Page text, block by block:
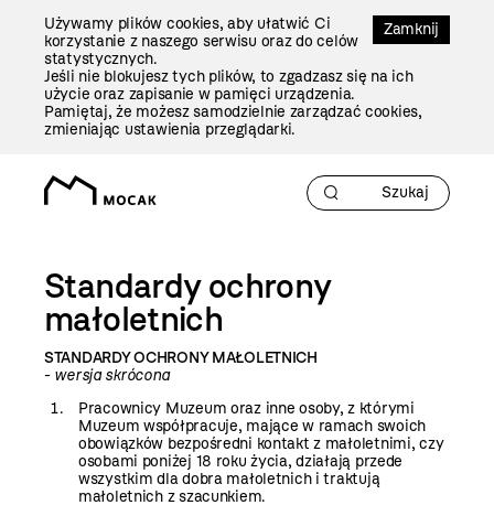
Zamknij
Używamy plików cookies, aby ułatwić Ci
korzystanie z naszego serwisu oraz do celów
statystycznych.
Jeśli nie blokujesz tych plików, to zgadzasz się na ich
użycie oraz zapisanie w pamięci urządzenia.
Pamiętaj, że możesz samodzielnie zarządzać cookies,
zmieniając ustawienia przeglądarki.
Standardy ochrony
małoletnich
STANDARDY OCHRONY MAŁOLETNICH
- wersja skrócona
Pracownicy Muzeum oraz inne osoby, z którymi
Muzeum współpracuje, mające w ramach swoich
obowiązków bezpośredni kontakt z małoletnimi, czy
osobami poniżej 18 roku życia, działają przede
wszystkim dla dobra małoletnich i traktują
małoletnich z szacunkiem.